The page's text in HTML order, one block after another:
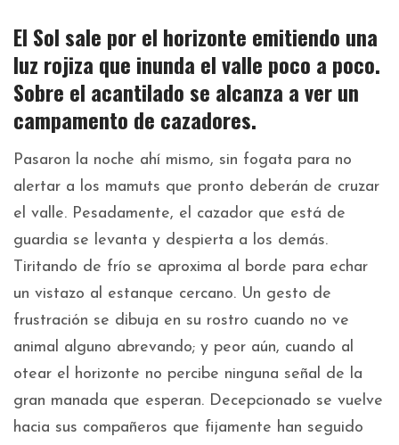
El Sol sale por el horizonte emitiendo una
luz rojiza que inunda el valle poco a poco.
Sobre el acantilado se alcanza a ver un
campamento de cazadores.
Pasaron la noche ahí mismo, sin fogata para no
alertar a los mamuts que pronto deberán de cruzar
el valle. Pesadamente, el cazador que está de
guardia se levanta y despierta a los demás.
Tiritando de frío se aproxima al borde para echar
un vistazo al estanque cercano. Un gesto de
frustración se dibuja en su rostro cuando no ve
animal alguno abrevando; y peor aún, cuando al
otear el horizonte no percibe ninguna señal de la
gran manada que esperan. Decepcionado se vuelve
hacia sus compañeros que fijamente han seguido